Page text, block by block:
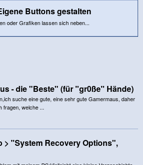
Buttons gestalten
oder Grafiken lassen sich neben...
- die "Beste" (für "gr0ße" Hände)
suche eine gute, eine sehr gute Gamermaus, daher
fragen, welche ...
> "System Recovery Options",